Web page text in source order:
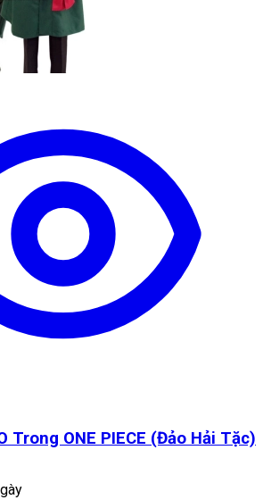
Trong ONE PIECE (Đảo Hải Tặc)